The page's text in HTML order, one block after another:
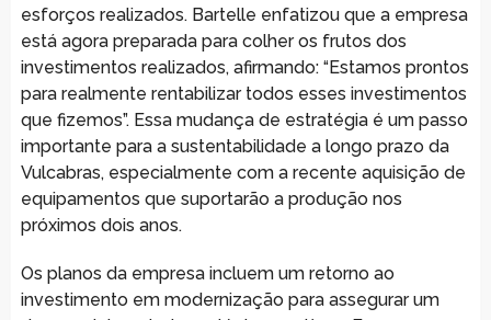
esforços realizados. Bartelle enfatizou que a empresa
está agora preparada para colher os frutos dos
investimentos realizados, afirmando: “Estamos prontos
para realmente rentabilizar todos esses investimentos
que fizemos”. Essa mudança de estratégia é um passo
importante para a sustentabilidade a longo prazo da
Vulcabras, especialmente com a recente aquisição de
equipamentos que suportarão a produção nos
próximos dois anos.
Os planos da empresa incluem um retorno ao
investimento em modernização para assegurar um